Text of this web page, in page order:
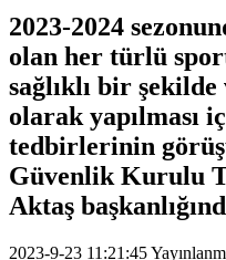
2023-2024
olan her türlü
sağlıklı bir
olarak yapılması
tedbirlerinin
Güvenlik Kurulu
Aktaş
2023-9-23 11:21:45